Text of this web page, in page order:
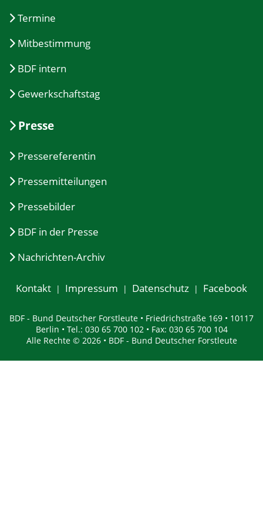
Termine
Mitbestimmung
BDF intern
Gewerkschaftstag
Presse
Pressereferentin
Pressemitteilungen
Pressebilder
BDF in der Presse
Nachrichten-Archiv
Kontakt Impressum Datenschutz Facebook
BDF - Bund Deutscher Forstleute • Friedrichstraße 169 • 10117
Berlin • Tel.: 030 65 700 102 • Fax: 030 65 700 104
Alle Rechte © 2026 • BDF - Bund Deutscher Forstleute